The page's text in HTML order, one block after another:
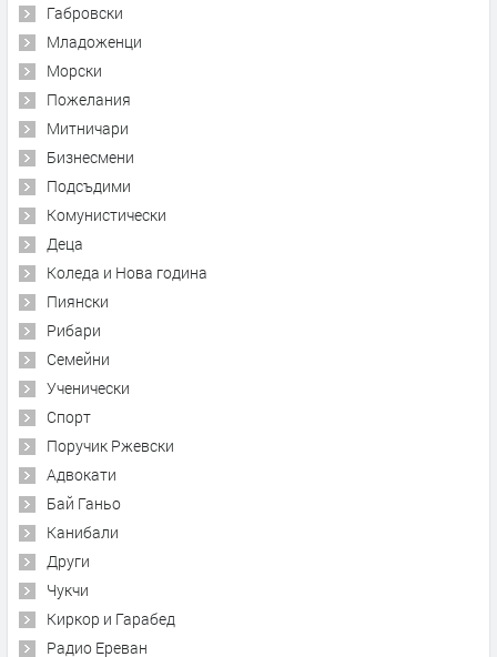
Габровски
Младоженци
Морски
Пожелания
Митничари
Бизнесмени
Подсъдими
Комунистически
Деца
Коледа и Нова година
Пиянски
Рибари
Семейни
Ученически
Спорт
Поручик Ржевски
Адвокати
Бай Ганьо
Канибали
Други
Чукчи
Киркор и Гарабед
Радио Ереван